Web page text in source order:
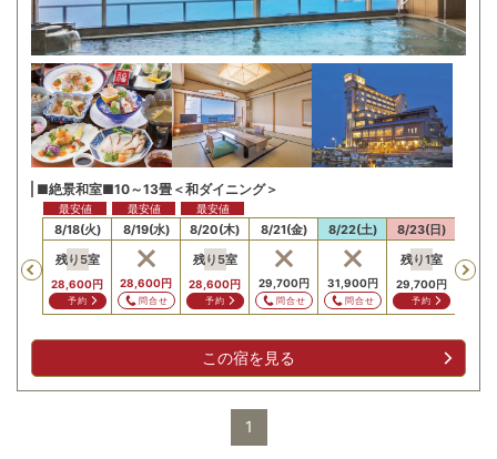
■絶景和室■10～13畳＜和ダイニング＞
Previous
円
8/18(火)
残り 5室
28,600円
予約
最安値
8/19(水)
28,600円
問合せ
最安値
8/20(木)
残り 5室
28,600円
予約
最安値
8/21(金)
29,700円
問合せ
8/22(土)
31,900円
問合せ
8/23(日)
残り1室
29,700円
予約
残り
この宿を見る
1